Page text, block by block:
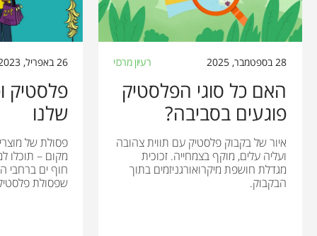
28 בספטמבר, 2025 רעיון מרכזי
האם כל סוגי הפלסטיק
פוגעים בסביבה?
איור של בקבוק פלסטיק עם תווית צהובה
ועליה עלים, מוקף בצמחייה. זכוכית
מגדלת חושפת מיקרואורגניזמים בתוך
הבקבוק.
26 באפריל, 2023
פלסטיק
שלנו
פסולת של
מקום – תוכלו
חוף ים ברחבי
שפסולת